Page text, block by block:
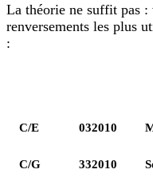
La théorie ne suffit pas :
renversements les plus
:
C/E 032010
C/G 332010